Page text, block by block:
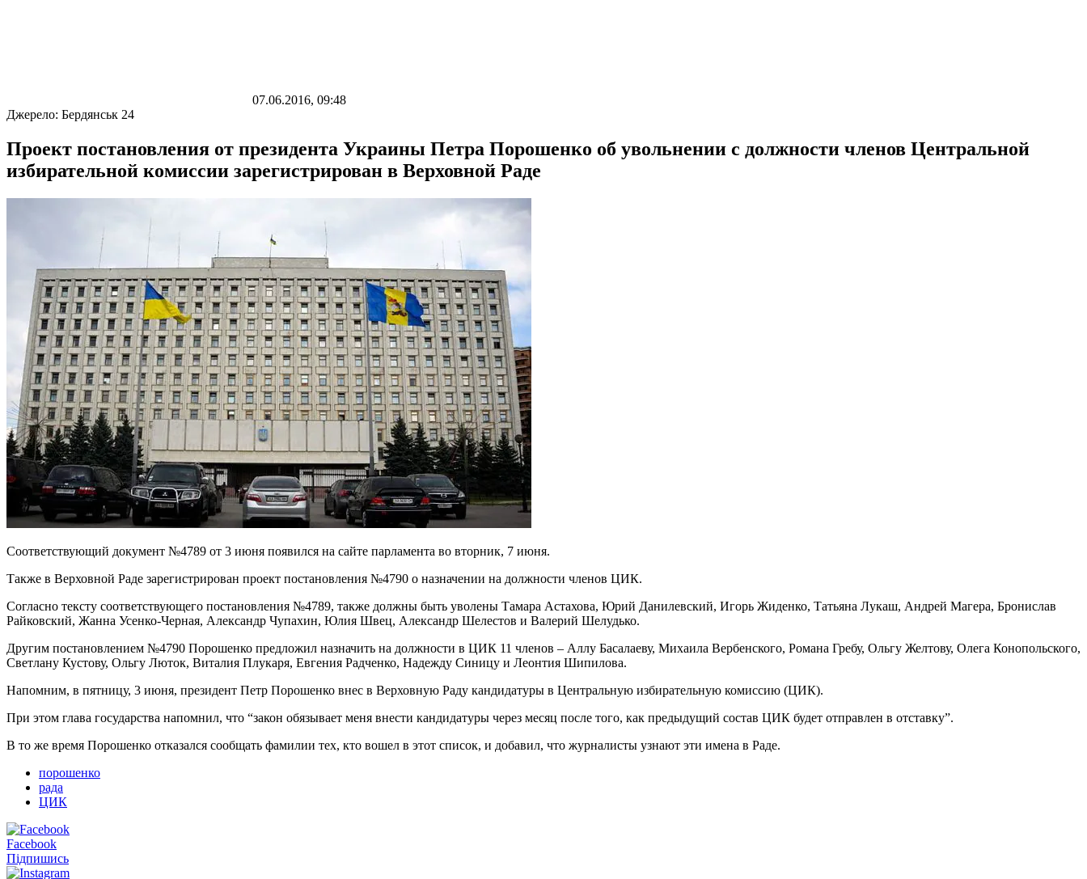
07.06.2016, 09:48
Джерело: Бердянськ 24
Проект постановления от президента Украины Петра Порошенко об увольнении с должности членов Центральной
избирательной комиссии зарегистрирован в Верховной Раде
Соответствующий документ №4789 от 3 июня появился на сайте парламента во вторник, 7 июня.
Также в Верховной Раде зарегистрирован проект постановления №4790 о назначении на должности членов ЦИК.
Согласно тексту соответствующего постановления №4789, также должны быть уволены Тамара Астахова, Юрий Данилевский, Игорь Жиденко, Татьяна Лукаш, Андрей Магера, Бронислав
Райковский, Жанна Усенко-Черная, Александр Чупахин, Юлия Швец, Александр Шелестов и Валерий Шелудько.
Другим постановлением №4790 Порошенко предложил назначить на должности в ЦИК 11 членов – Аллу Басалаеву, Михаила Вербенского, Романа Гребу, Ольгу Желтову, Олега Конопольского,
Светлану Кустову, Ольгу Люток, Виталия Плукаря, Евгения Радченко, Надежду Синицу и Леонтия Шипилова.
Напомним, в пятницу, 3 июня, президент Петр Порошенко внес в Верховную Раду кандидатуры в Центральную избирательную комиссию (ЦИК).
При этом глава государства напомнил, что “закон обязывает меня внести кандидатуры через месяц после того, как предыдущий состав ЦИК будет отправлен в отставку”.
В то же время Порошенко отказался сообщать фамилии тех, кто вошел в этот список, и добавил, что журналисты узнают эти имена в Раде.
порошенко
рада
ЦИК
Facebook
Підпишись